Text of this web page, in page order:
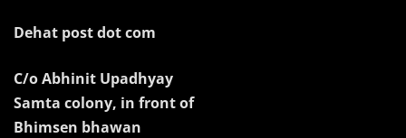
Dehat post dot com
C/o Abhinit Upadhyay
Samta colony, in front of
Bhimsen bhawan